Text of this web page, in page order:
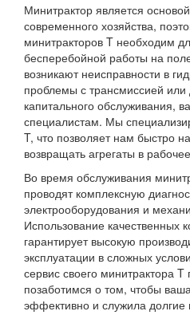
Минитрактор является
современного хозяйства,
минитракторов T необходим
бесперебойной работы на
возникают неисправности в
проблемы с трансмиссией или
капитального обслуживания,
специалистам. Мы
T, что позволяет нам быстро
возвращать агрегаты в
Во время обслуживания
проводят комплексную
электрооборудования и
Использование качественных
гарантирует высокую
эксплуатации в сложных
сервис своего минитрактора
позаботимся о том, чтобы
эффективно и служила долгие